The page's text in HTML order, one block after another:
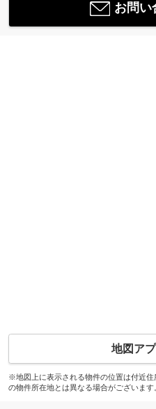
お問い
地図ア
※地図上に表示される物件の位置は付近
の物件所在地とは異なる場合がございます